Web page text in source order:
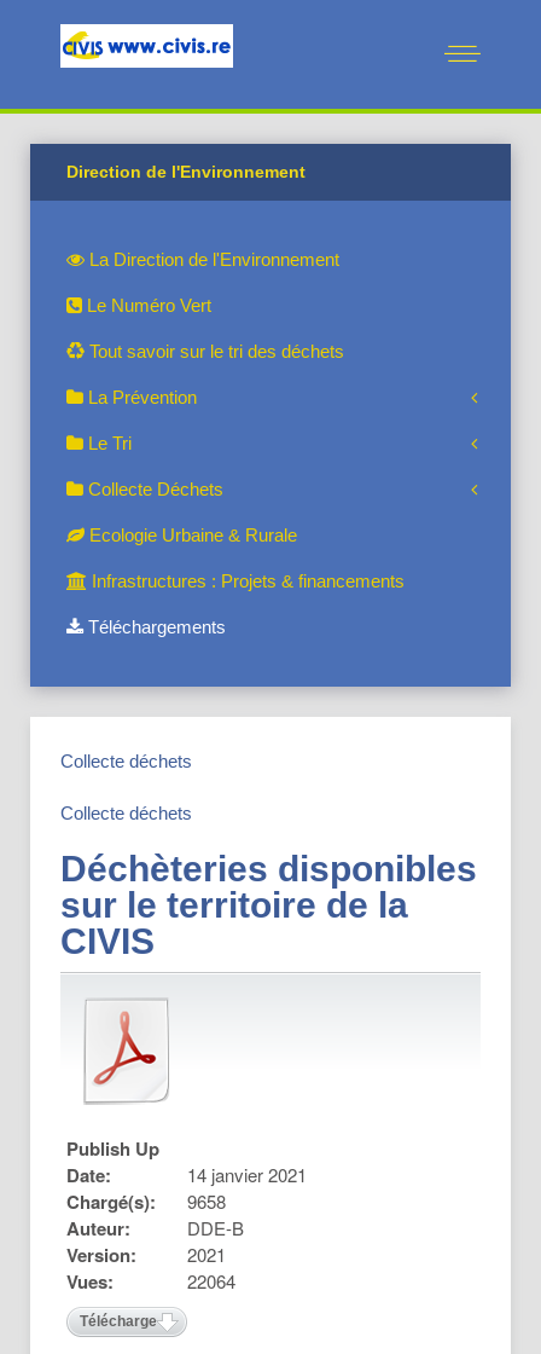
Direction de l'Environnement
La Direction de l'Environnement
Le Numéro Vert
Tout savoir sur le tri des déchets
La Prévention
Le Tri
Collecte Déchets
Ecologie Urbaine & Rurale
Infrastructures : Projets & financements
Téléchargements
Collecte déchets
Collecte déchets
Déchèteries disponibles
sur le territoire de la
CIVIS
Publish Up
Date:
14 janvier 2021
Chargé(s): 9658
Auteur: DDE-B
Version: 2021
Vues: 22064
Télécharger